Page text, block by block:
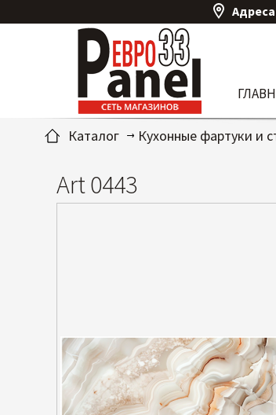
Каталог Кухонные фартуки и
Art 0443